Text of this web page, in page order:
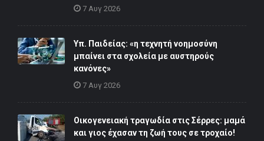
7 Αυγ 2026
Υπ. Παιδείας: «η τεχνητή νοημοσύνη
μπαίνει στα σχολεία με αυστηρούς
κανόνες»
7 Αυγ 2026
Οικογενειακή τραγωδία στις Σέρρες: μαμά
και γιος έχασαν τη ζωή τους σε τροχαίο!